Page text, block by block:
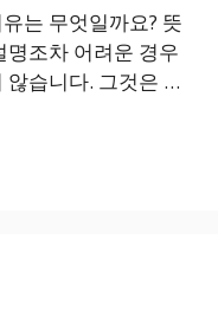
는 무엇일까요? 뜻
명조차 어려운 경우
않습니다. 그것은 …